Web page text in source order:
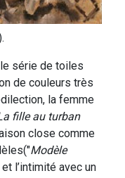
série de toiles
de couleurs très
la femme
fille au turban
close comme
Modèle
l’intimité avec un